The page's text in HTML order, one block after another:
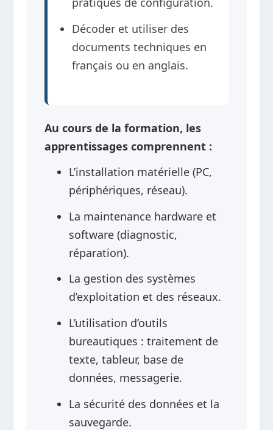
Décoder et utiliser des
documents techniques en
français ou en anglais.
Au cours de la formation, les
apprentissages comprennent :
L’installation matérielle (PC,
périphériques, réseau).
La maintenance hardware et
software (diagnostic,
réparation).
La gestion des systèmes
d’exploitation et des réseaux.
L’utilisation d’outils
bureautiques : traitement de
texte, tableur, base de
données, messagerie.
La sécurité des données et la
sauvegarde.